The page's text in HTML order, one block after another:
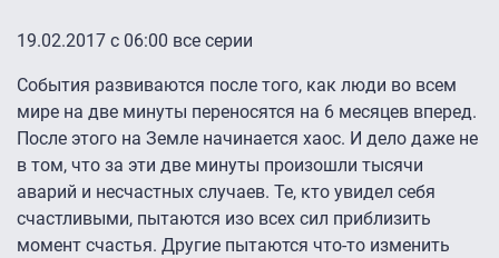
19.02.2017 с 06:00 все серии
Cобытия развиваются после того, как люди во всем
мире на две минуты переносятся на 6 месяцев вперед.
После этого на Земле начинается хаос. И дело даже не
в том, что за эти две минуты произошли тысячи
аварий и несчастных случаев. Те, кто увидел себя
счастливыми, пытаются изо всех сил приблизить
момент счастья. Другие пытаются что-то изменить